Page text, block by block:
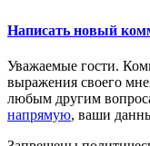
Написать новый
Уважаемые гости.
выражения своего
любым другим
напрямую, ваши